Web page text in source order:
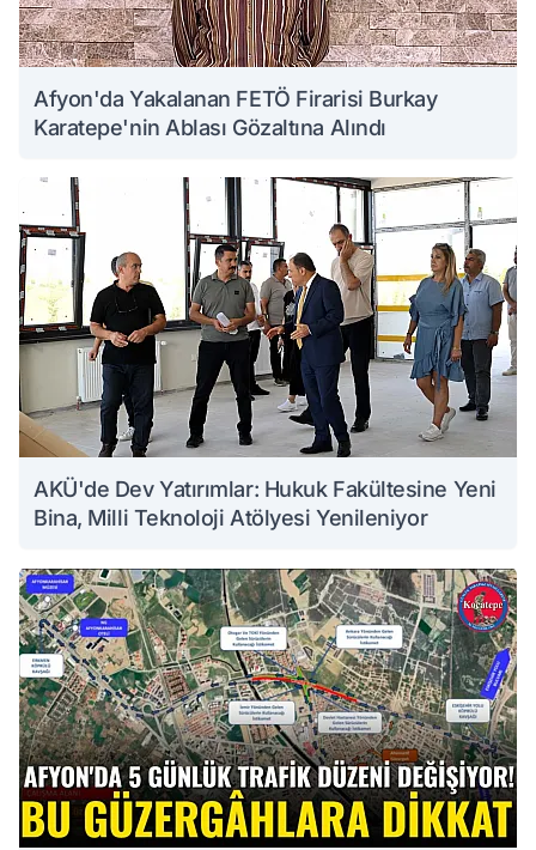
Afyon'da Yakalanan FETÖ Firarisi Burkay
Karatepe'nin Ablası Gözaltına Alındı
AKÜ'de Dev Yatırımlar: Hukuk Fakültesine Yeni
Bina, Milli Teknoloji Atölyesi Yenileniyor